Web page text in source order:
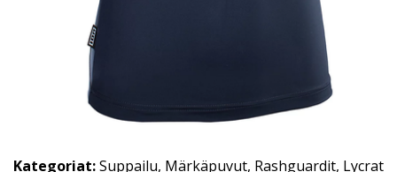
Kategoriat:Suppailu, Märkäpuvut, Rashguardit, Lycrat